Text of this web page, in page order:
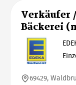
Verkäufer
Bäckerei
69429,